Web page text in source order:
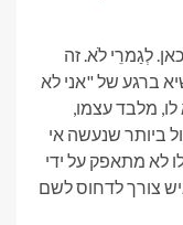
לְגַמרֵי לֹא. זה
ברגע של "אני לא
מלבד עצמו,
ביותר שנעשה אי
לא מתאפק על ידי
צורך לדחוס לשם